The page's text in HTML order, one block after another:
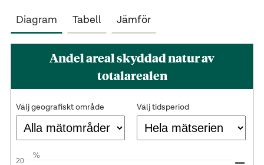
Diagram Tabell Jämför
Andel areal skyddad natur av
totalarealen
Välj geografiskt område Välj tidsperiod
%
20